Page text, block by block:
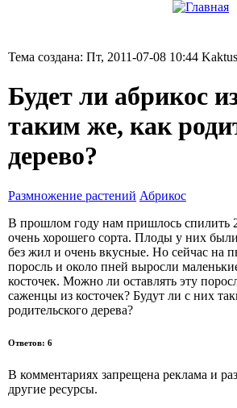
Тема создана: Пт, 2011-07-08 10:44 Kaktus
Будет ли абрикос
таким же, как
дерево?
Размножение растений Абрикос
В прошлом году нам пришлось спилить
очень хорошего сорта. Плоды у них
без жил и очень вкусные. Но сейчас на
поросль и около пней выросли
косточек. Можно ли оставлять эту
саженцы из косточек? Будут ли с них
родительского дерева?
Ответов: 6
В комментариях запрещена реклама и
другие ресурсы.